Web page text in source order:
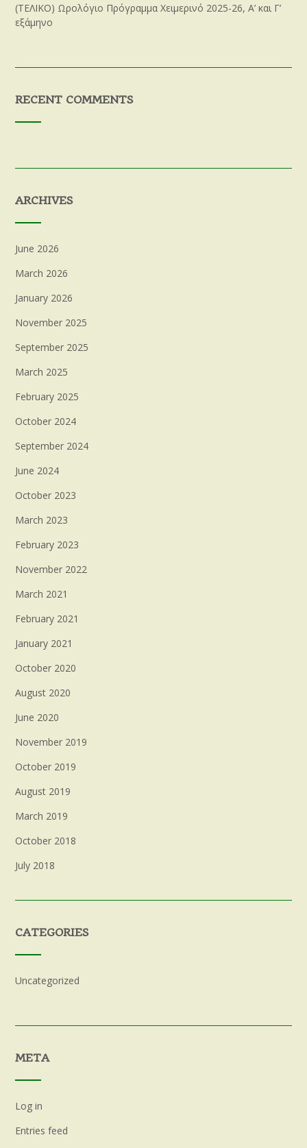
(ΤΕΛΙΚΟ) Ωρολόγιο Πρόγραμμα Χειμερινό 2025-26, Α’ και Γ’
εξάμηνο
RECENT COMMENTS
ARCHIVES
June 2026
March 2026
January 2026
November 2025
September 2025
March 2025
February 2025
October 2024
September 2024
June 2024
October 2023
March 2023
February 2023
November 2022
March 2021
February 2021
January 2021
October 2020
August 2020
June 2020
November 2019
October 2019
August 2019
March 2019
October 2018
July 2018
CATEGORIES
Uncategorized
META
Log in
Entries feed